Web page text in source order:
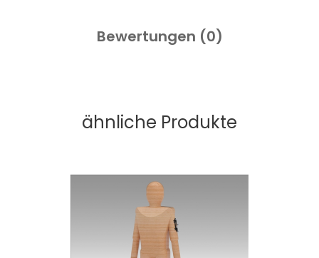
Bewertungen (0)
ähnliche Produkte